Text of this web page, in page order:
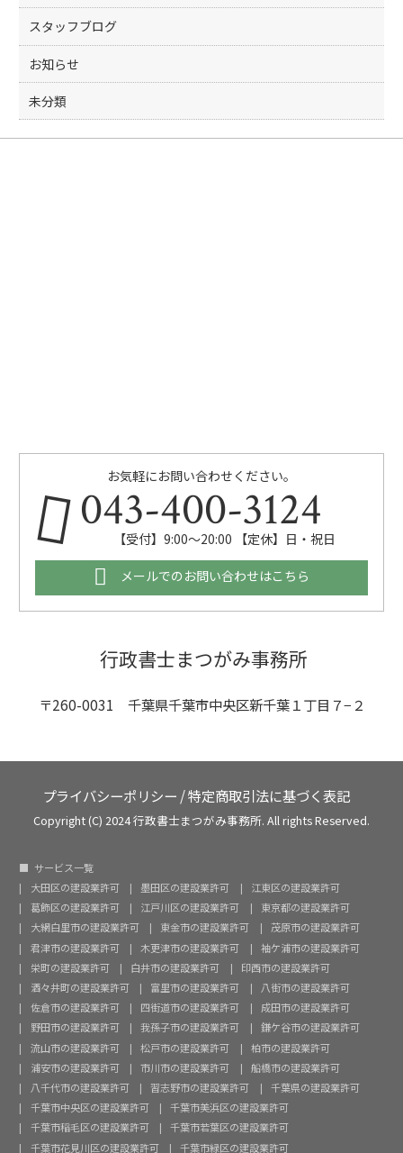
スタッフブログ
お知らせ
未分類
お気軽にお問い合わせください。
043-400-3124
【受付】9:00～20:00 【定休】日・祝日
メールでのお問い合わせはこちら
行政書士まつがみ事務所
〒260-0031 千葉県千葉市中央区新千葉１丁目７−２
プライバシーポリシー /特定商取引法に基づく表記
Copyright (C) 2024 行政書士まつがみ事務所. All rights Reserved.
サービス一覧
大田区の建設業許可
墨田区の建設業許可
江東区の建設業許可
葛飾区の建設業許可
江戸川区の建設業許可
東京都の建設業許可
大網白里市の建設業許可
東金市の建設業許可
茂原市の建設業許可
君津市の建設業許可
木更津市の建設業許可
袖ケ浦市の建設業許可
栄町の建設業許可
白井市の建設業許可
印西市の建設業許可
酒々井町の建設業許可
富里市の建設業許可
八街市の建設業許可
佐倉市の建設業許可
四街道市の建設業許可
成田市の建設業許可
野田市の建設業許可
我孫子市の建設業許可
鎌ケ谷市の建設業許可
流山市の建設業許可
松戸市の建設業許可
柏市の建設業許可
浦安市の建設業許可
市川市の建設業許可
船橋市の建設業許可
八千代市の建設業許可
習志野市の建設業許可
千葉県の建設業許可
千葉市中央区の建設業許可
千葉市美浜区の建設業許可
千葉市稲毛区の建設業許可
千葉市若葉区の建設業許可
千葉市花見川区の建設業許可
千葉市緑区の建設業許可